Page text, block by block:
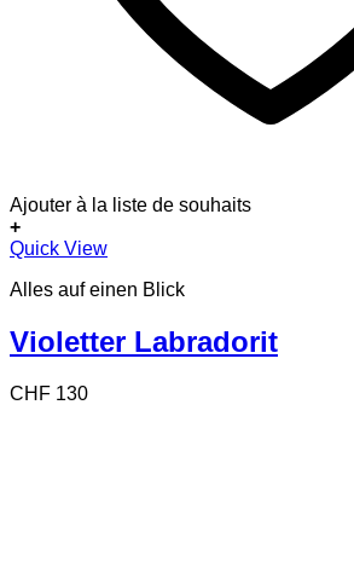
Ajouter à la liste de souhaits
+
Quick View
Alles auf einen Blick
Violetter Labradorit
CHF 130